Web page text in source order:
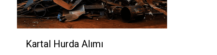
Kartal Hurda Alımı